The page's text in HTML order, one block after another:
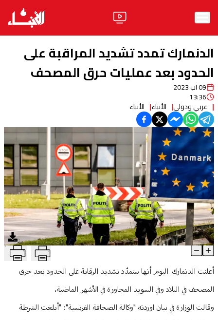
ثقافة ومجتمع
منوعات
آراء
فيديو
مواقف
وليد جنبلاطالحزب
ابحث
الدنمارك تمدد تشديد المراقبة على
الحدود بعد عمليات حرق المصحف
09 آب 2023
13:36
عربي ودولي الأنباء الأنباء
الدنمارك تمدد تشديد المراقبة على الحدود بعد عمليات حرق المصحف
T
Article Content
أعلنت الدنمارك اليوم أنها ستمدّد تشديد الرقابة على الحدود بعد حرق
المصحف في البلاد وفي السويد المجاورة في الأشهر الماضية.
وقالت الوزارة في بيان اوردته "وكالة الصحافة الفرنسية": "أبلغت الشرطة